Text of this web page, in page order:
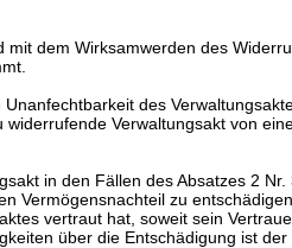
dem Wirksamwerden des
des
Verwaltungsakt von
in den Fällen des Absatzes 2
Vermögensnachteil zu
vertraut hat, soweit sein
über die Entschädigung ist